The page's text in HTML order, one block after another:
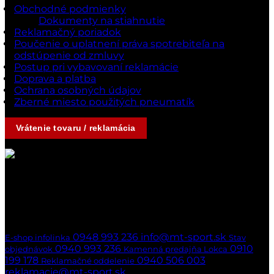
Obchodné podmienky
Dokumenty na stiahnutie
Reklamačný poriadok
Poučenie o uplatnení práva spotrebiteľa na
odstúpenie od zmluvy
Postup pri vybavovaní reklamácie
Doprava a platba
Ochrana osobných údajov
Zberné miesto použitých pneumatík
Vrátenie tovaru / reklamácia
E-shop infolinka 0948 993 236 info@mt-sport.sk Stav
objednávok 0940 993 236 Kamenná predajňa Lokca 0910
199 178 Reklamačné oddelenie 0940 506 003